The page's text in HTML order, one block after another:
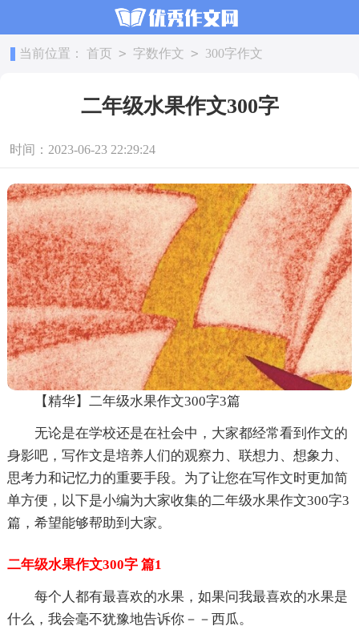
当前位置： 首页 > 字数作文 > 300字作文
二年级水果作文300字
时间：2023-06-23 22:29:24
【精华】二年级水果作文300字3篇
无论是在学校还是在社会中，大家都经常看到作文的
身影吧，写作文是培养人们的观察力、联想力、想象力、
思考力和记忆力的重要手段。为了让您在写作文时更加简
单方便，以下是小编为大家收集的二年级水果作文300字3
篇，希望能够帮助到大家。
二年级水果作文300字 篇1
每个人都有最喜欢的水果，如果问我最喜欢的水果是
什么，我会毫不犹豫地告诉你－－西瓜。